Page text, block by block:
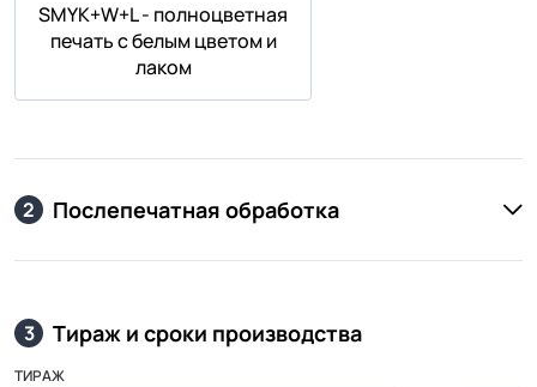
SMYK+W+L - полноцветная
печать с белым цветом и
лаком
2 Послепечатная обработка
3 Тираж и сроки производства
ТИРАЖ